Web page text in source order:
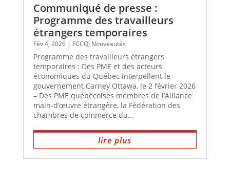
Communiqué de presse :
Programme des travailleurs
étrangers temporaires
Fév 4, 2026| FCCQ, Nouveautés
Programme des travailleurs étrangers
temporaires : Des PME et des acteurs
économiques du Québec interpellent le
gouvernement Carney Ottawa, le 2 février 2026
– Des PME québécoises membres de l’Alliance
main-d’œuvre étrangère, la Fédération des
chambres de commerce du...
lire plus